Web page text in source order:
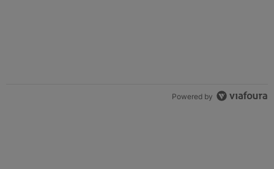
Powered by